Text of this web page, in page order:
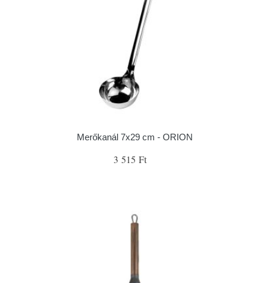
Merőkanál 7x29 cm - ORION
3 515 Ft